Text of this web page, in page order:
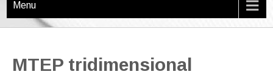
Menu
MTEP tridimensional